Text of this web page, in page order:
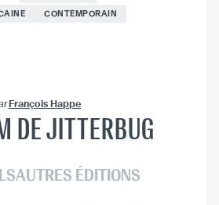
CONTEMPORAIN
François Happe
DE JITTERBUG
AUTRES ÉDITIONS